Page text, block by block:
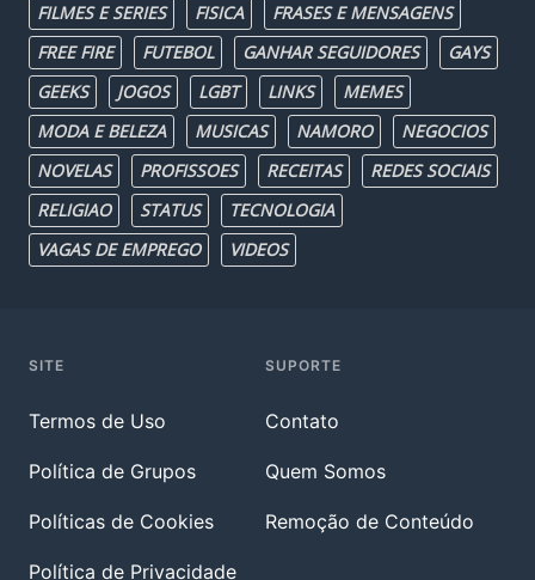
FILMES E SERIES
FISICA
FRASES E MENSAGENS
FREE FIRE
FUTEBOL GANHAR SEGUIDORES
GAYS
GEEKS
JOGOS LGBT LINKS
MEMES
MODA E BELEZA
MUSICAS NAMORO
NEGOCIOS
NOVELAS
PROFISSOES RECEITAS
REDES SOCIAIS
RELIGIAO
STATUS
TECNOLOGIA
VAGAS DE EMPREGO
VIDEOS
SITE
Termos de Uso
Política de Grupos
Políticas de Cookies
Política de Privacidade
SUPORTE
Contato
Quem Somos
Remoção de Conteúdo